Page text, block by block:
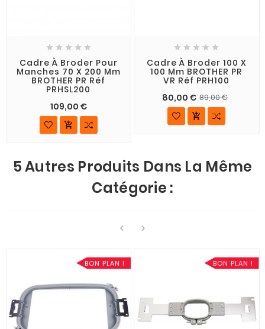
    
Cadre À Broder Pour
Manches 70 X 200 Mm
BROTHER PR Réf
PRHSL200
109,00 €

    
Cadre À Broder 100 X
100 Mm BROTHER PR
VR Réf PRH100
80,00 € 89,00 €

5 Autres Produits Dans La Même
Catégorie :
 
BON PLAN ! BON PLAN !